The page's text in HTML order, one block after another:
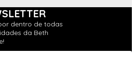
dentro de todas
da Beth